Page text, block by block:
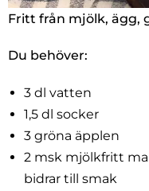
Fritt från mjölk, ägg,
Du behöver:
3 dl vatten
1,5 dl socker
3 gröna äpplen
2 msk mjölkfritt
bidrar till smak